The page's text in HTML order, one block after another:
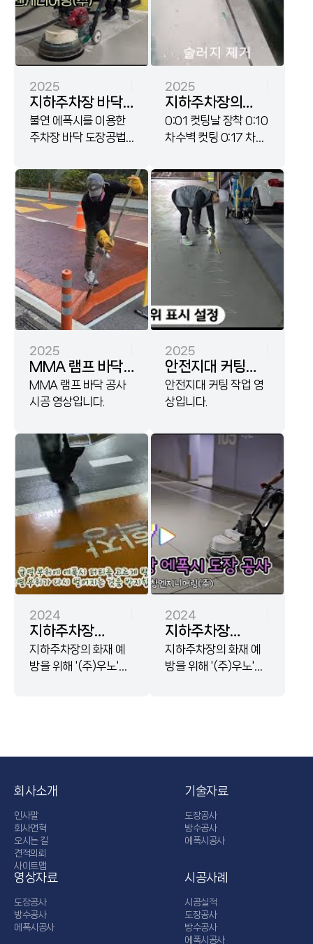
2025
지하주차장 바닥
에폭시 재도장
공사
불연 에폭시를 이용한
주차장 바닥 도장공법
'UNE-300'을 사용한
현장입니다.
2025
지하주차장의
차수 공법 (제10-
1696908호)
0:01 컷팅날 장착 0:10
차수벽 컷팅 0:17 차수
12cm) 0:24 슬러지
제거 0:35..
2025
MMA 램프 바닥
공사
MMA 램프 바닥 공사
시공 영상입니다.
2025
안전지대 커팅
작업
안전지대 커팅 작업 영
상입니다.
2024
지하주차장
에폭시 도장 공사
/ 불연 에폭시를
지하주차장의 화재 예
방을 위해 '(주)우노'와
2024
지하주차장
에폭시 도장 공사
/ 불연 에폭시를
지하주차장의 화재 예
방을 위해 '(주)우노'와
회사소개
인사말
회사연혁
오시는 길
견적의뢰
사이트맵
기술자료
도장공사
방수공사
에폭시공사
영상자료
도장공사
방수공사
에폭시공사
시공사례
시공실적
도장공사
방수공사
에폭시공사